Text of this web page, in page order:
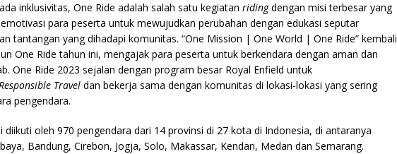
inklusivitas, One Ride adalah salah satu kegiatan ridingdengan misi terbesar yang
para peserta untuk mewujudkan perubahan dengan edukasi seputar
tantangan yang dihadapi komunitas. “One Mission | One World | One Ride” kembali
One Ride tahun ini, mengajak para peserta untuk berkendara dengan aman dan
One Ride 2023 sejalan dengan program besar Royal Enfield untuk
Travel dan bekerja sama dengan komunitas di lokasi-lokasi yang sering
pengendara.
diikuti oleh 970 pengendara dari 14 provinsi di 27 kota di Indonesia, di antaranya
Bandung, Cirebon, Jogja, Solo, Makassar, Kendari, Medan dan Semarang.